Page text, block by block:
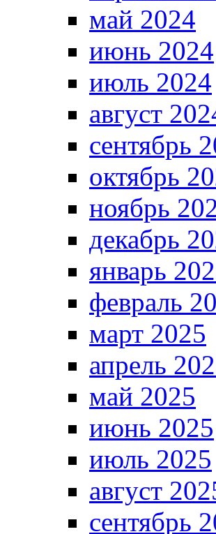
май 2024
июнь 2024
июль 2024
август
сентябрь
октябрь
ноябрь
декабрь
январь
февраль
март 2025
апрель
май 2025
июнь 2025
июль 2025
август
сентябрь